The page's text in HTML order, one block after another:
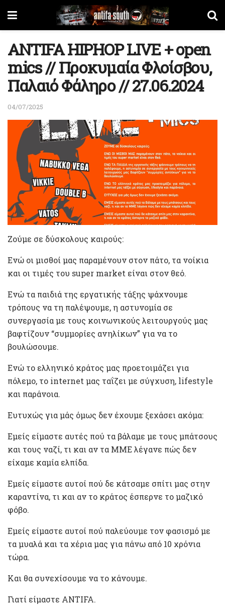
ANTIFA HIPHOP LIVE + open
mics // Προκυμαία Φλοίσβου,
Παλαιό Φάληρο // 27.06.2024
04/07/2025
Ζούμε σε δύσκολους καιρούς:
Ενώ οι μισθοί μας παραμένουν στον πάτο, τα νοίκια
και οι τιμές του super market είναι στον θεό.
Ενώ τα παιδιά της εργατικής τάξης ψάχνουμε
τρόπους να τη παλέψουμε, η αστυνομία σε
συνεργασία με τους κοινωνικούς λειτουργούς μας
βαφτίζουν “συμμορίες ανηλίκων” για να το
βουλώσουμε.
Ενώ το ελληνικό κράτος μας προετοιμάζει για
πόλεμο, το internet μας ταΐζει με σύγχυση, lifestyle
και παράνοια.
Ευτυχώς για μάς όμως δεν έχουμε ξεχάσει ακόμα:
Εμείς είμαστε αυτές πού τα βάλαμε με τους μπάτσους
και τους ναζί, τι και αν τα ΜΜΕ λέγανε πώς δεν
είχαμε καμία ελπίδα.
Εμείς είμαστε αυτοί πού δε κάτσαμε σπίτι μας στην
καραντίνα, τι και αν το κράτος έσπερνε το μαζικό
φόβο.
Εμείς είμαστε αυτοί πού παλεύουμε τον φασισμό με
τα μυαλά και τα χέρια μας για πάνω από 10 χρόνια
τώρα.
Και θα συνεχίσουμε να το κάνουμε.
Γιατί είμαστε ANTIFA.